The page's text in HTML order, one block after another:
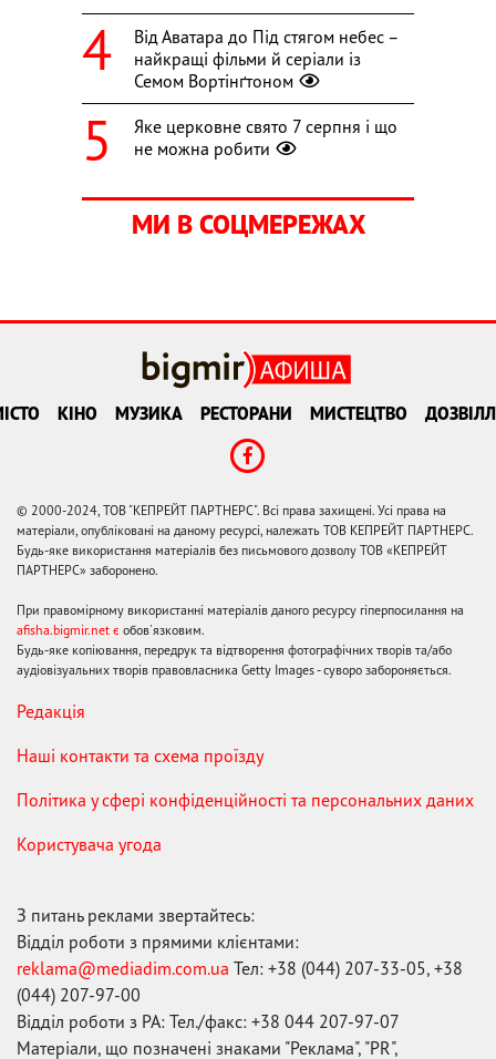
Від Аватара до Під стягом небес –
найкращі фільми й серіали із
Семом Вортінґтоном
Яке церковне свято 7 серпня і що
не можна робити
МИ В СОЦМЕРЕЖАХ
КІНО МУЗИКА РЕСТОРАНИ МИСТЕЦТВО
© 2000-2024, ТОВ "КЕПРЕЙТ ПАРТНЕРС". Всі права захищені. Усі права на
матеріали, опубліковані на даному ресурсі, належать ТОВ КЕПРЕЙТ ПАРТНЕРС.
Будь-яке використання матеріалів без письмового дозволу ТОВ «КЕПРЕЙТ
ПАРТНЕРС» заборонено.
При правомірному використанні матеріалів даного ресурсу гіперпосилання на
afisha.bigmir.net є обов'язковим.
Будь-яке копіювання, передрук та відтворення фотографічних творів та/або
аудіовізуальних творів правовласника Getty Images - суворо забороняється.
Редакція
Наші контакти та схема проїзду
Політика у сфері конфіденційності та персональних даних
Користувача угода
З питань реклами звертайтесь:
Відділ роботи з прямими клієнтами:
reklama@mediadim.com.ua Тел: +38 (044) 207-33-05, +38
(044) 207-97-00
Відділ роботи з РА: Тел./факс: +38 044 207-97-07
Матеріали, що позначені знаками "Реклама", "PR",